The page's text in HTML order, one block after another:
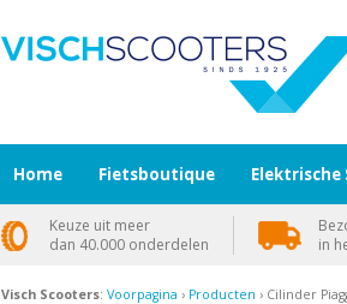
Visch Scooters: Voorpagina › Producten › Cilinder
Home Fietsboutique Elektrische
Keuze uit meer
dan 40.000 onderdelen
in